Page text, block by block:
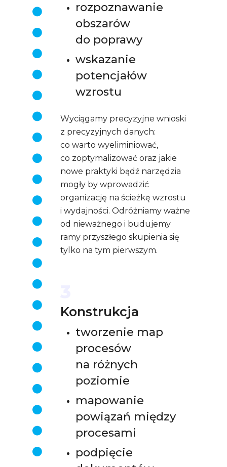
rozpoznawanie
obszarów
do poprawy
wskazanie
potencjałów
wzrostu
Wyciągamy precyzyjne wnioski
z precyzyjnych danych:
co warto wyeliminiować,
co zoptymalizować oraz jakie
nowe praktyki bądź narzędzia
mogły by wprowadzić
organizację na ścieżkę wzrostu
i wydajności. Odróżniamy ważne
od nieważnego i budujemy
ramy przyszłego skupienia się
tylko na tym pierwszym.
Konstrukcja
tworzenie map
procesów
na różnych
poziomie
mapowanie
powiązań między
procesami
podpięcie